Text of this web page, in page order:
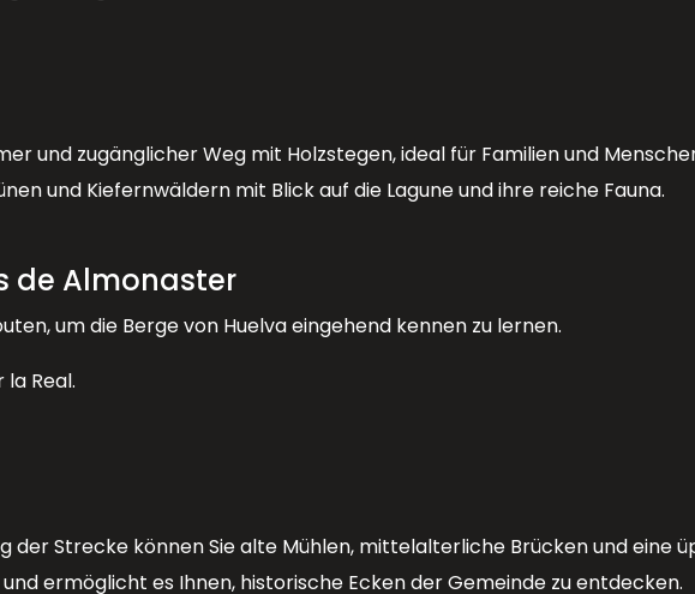
und zugänglicher Weg mit Holzstegen, ideal für Familien und
und Kiefernwäldern mit Blick auf die Lagune und ihre reiche Fauna.
de Almonaster
um die Berge von Huelva eingehend kennen zu lernen.
Real.
der Strecke können Sie alte Mühlen, mittelalterliche Brücken und eine
ermöglicht es Ihnen, historische Ecken der Gemeinde zu entdecken.